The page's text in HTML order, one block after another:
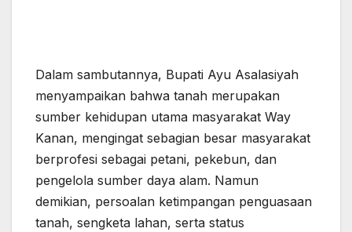
Dalam sambutannya, Bupati Ayu Asalasiyah
menyampaikan bahwa tanah merupakan
sumber kehidupan utama masyarakat Way
Kanan, mengingat sebagian besar masyarakat
berprofesi sebagai petani, pekebun, dan
pengelola sumber daya alam. Namun
demikian, persoalan ketimpangan penguasaan
tanah, sengketa lahan, serta status